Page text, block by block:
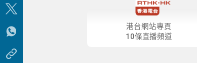
港台網站專頁
10條直播頻道